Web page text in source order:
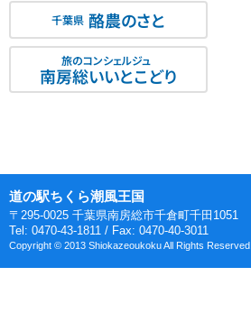
千葉県 酪農のさと
旅のコンシェルジュ
南房総いいとこどり
道の駅ちくら潮風王国
〒295-0025 千葉県南房総市千倉町千田1051
Tel: 0470-43-1811 / Fax: 0470-40-3011
Copyright © 2013 Shiokazeoukoku All Rights Reserved.